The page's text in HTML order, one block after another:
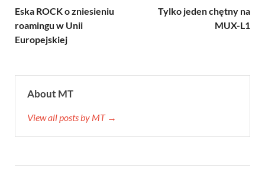
Eska ROCK o zniesieniu
roamingu w Unii
Europejskiej
Tylko jeden chętny na
MUX-L1
About MT
View all posts by MT →